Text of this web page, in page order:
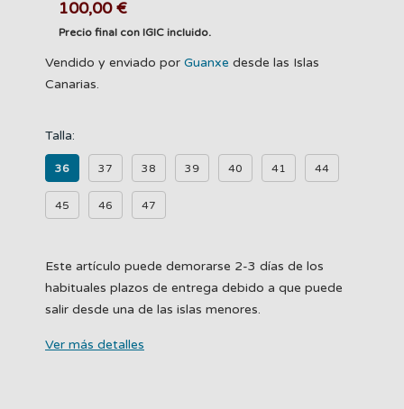
100,00 €
Precio final con IGIC incluido.
Vendido y enviado por Guanxe desde las Islas
Canarias.
Talla:
36 37 38 39 40 41 44
45 46 47
Este artículo puede demorarse 2-3 días de los
habituales plazos de entrega debido a que puede
salir desde una de las islas menores.
Ver más detalles